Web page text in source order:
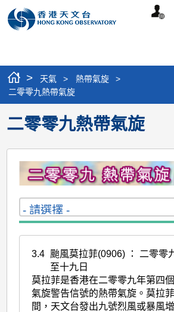
個
> 天氣 > 熱帶氣旋
>
二零零九熱帶氣旋
二零零九熱帶氣旋
3.4 颱風莫拉菲(0906) ： 二零零
至十九日
莫拉菲是香港在二零零九年第四
氣旋警告信號的熱帶氣旋。莫拉
間，天文台發出九號烈風或暴風